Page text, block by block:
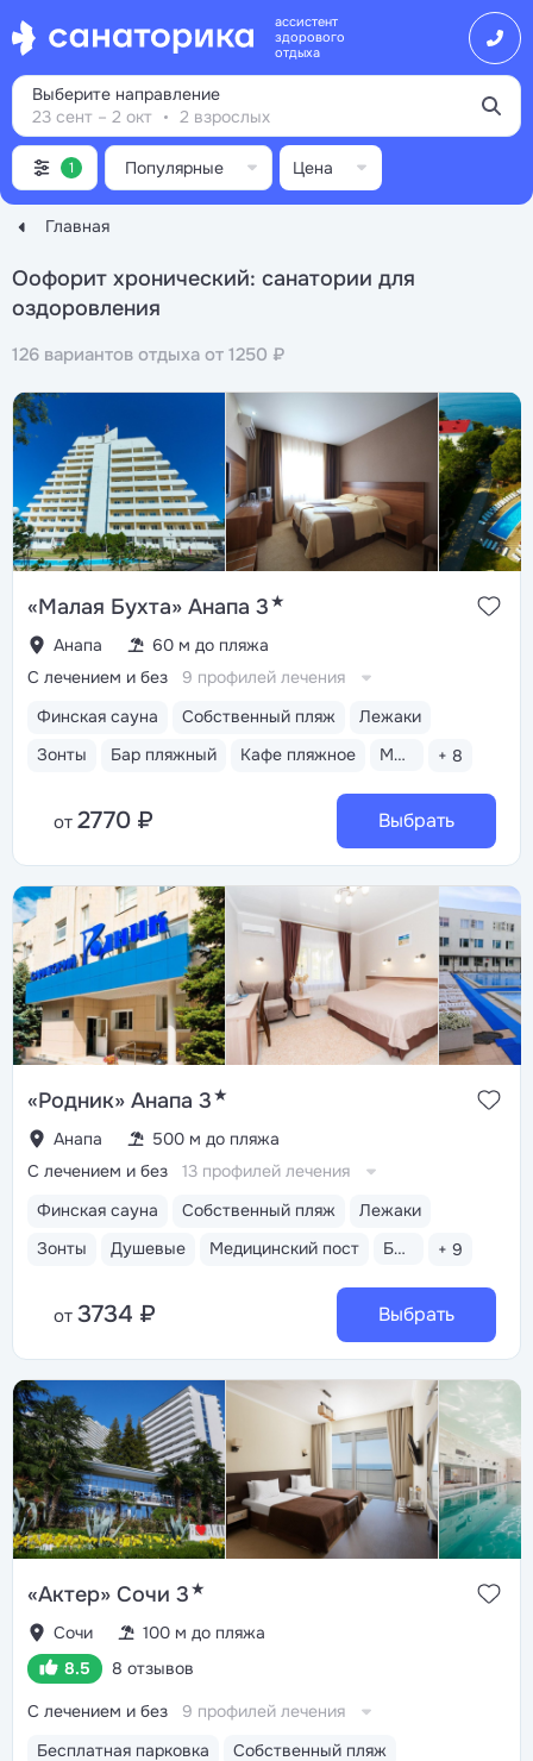
ассистент
здорового
отдыха
Главная
Выберите направление
23 сент – 2 окт
2 взрослых
Оофорит хронический: санатории для
оздоровления
126 вариантов отдыха от 1250 ₽
1 Популярные Цена
«Малая Бухта» Анапа 3★
Анапа 60 м до пляжа
Финская сауна Собственный пляж
Лежаки
Зонты
Бар пляжный Кафе пляжное Медицинский пост + 8
С лечением и без 9 профилей лечения
от 2770 ₽ Выбрать
«Родник» Анапа 3★
Анапа 500 м до пляжа
Финская сауна Собственный пляж
Лежаки
Зонты
Душевые Медицинский пост Бассейн открытый + 9
С лечением и без 13 профилей лечения
от 3734 ₽ Выбрать
«Актер» Сочи 3★
Сочи
100 м до пляжа
8.5
8 отзывов
Бесплатная парковка
Собственный пляж
С лечением и без 9 профилей лечения